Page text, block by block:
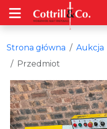
Strona główna
Aukcja
Przedmiot